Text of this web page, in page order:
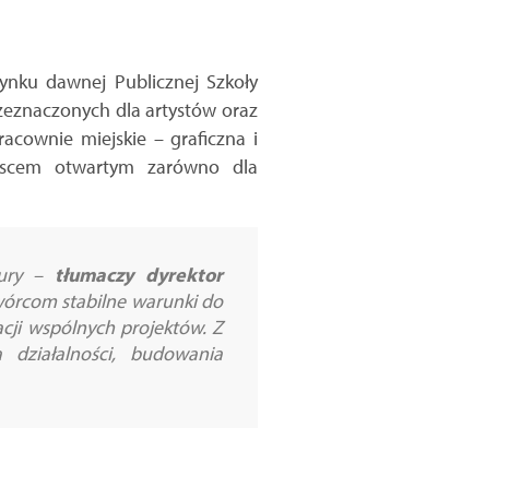
dawnej Publicznej Szkoły
dla artystów oraz
miejskie – graficzna i
otwartym zarówno dla
– tłumaczy dyrektor
stabilne warunki do
wspólnych projektów. Z
budowania